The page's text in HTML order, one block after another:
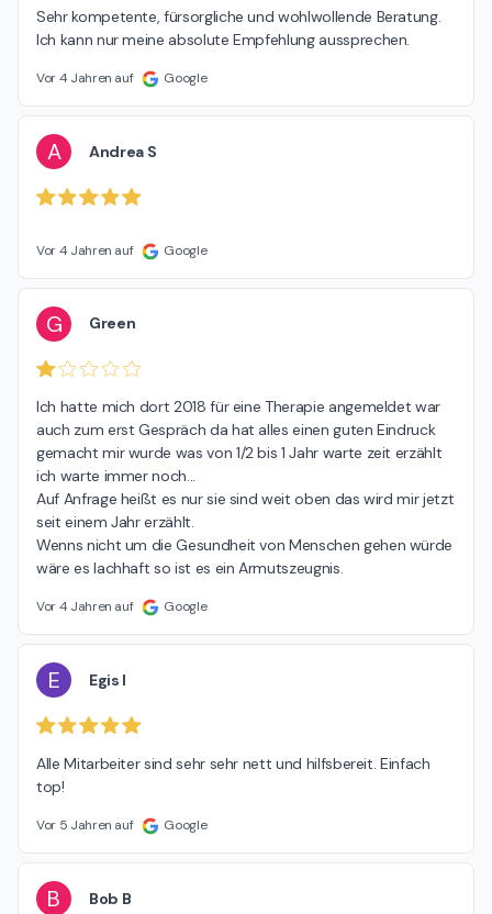
Sehr kompetente, fürsorgliche und wohlwollende Beratung.
Ich kann nur meine absolute Empfehlung aussprechen.
Vor 4 Jahren auf Google
A Andrea S
Vor 4 Jahren auf Google
G Green
Ich hatte mich dort 2018 für eine Therapie angemeldet war
auch zum erst Gespräch da hat alles einen guten Eindruck
gemacht mir wurde was von 1/2 bis 1 Jahr warte zeit erzählt
ich warte immer noch...
Auf Anfrage heißt es nur sie sind weit oben das wird mir jetzt
seit einem Jahr erzählt.
Wenns nicht um die Gesundheit von Menschen gehen würde
wäre es lachhaft so ist es ein Armutszeugnis.
Vor 4 Jahren auf Google
E Egis I
Alle Mitarbeiter sind sehr sehr nett und hilfsbereit. Einfach
top!
Vor 5 Jahren auf Google
B Bob B